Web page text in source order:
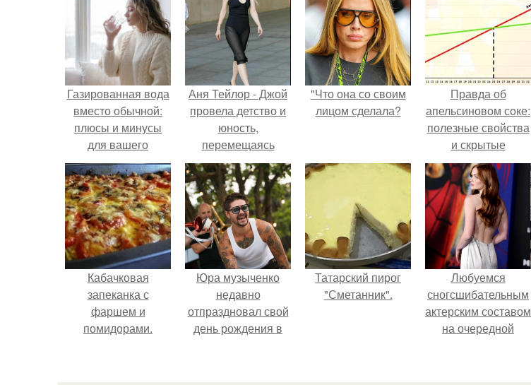
Газированная вода
вместо обычной:
плюсы и минусы
для вашего
здоровья
Аня Тейлор - Джой
провела детство и
юность,
перемещаясь
между двумя
совершенно
разными
культурами -
Аргентиной и
Великобританией.
"Что она со своим
лицом сделала?
Правда об
апельсиновом соке:
полезные свойства
и скрытые
опасности
Кабачковая
запеканка с
фаршем и
помидорами.
Юра музыченко
недавно
отпраздновал свой
день рождения в
людей.
Татарский пирог
"Сметанник".
Любуемся
сногсшибательным
актерским составом
на очередной